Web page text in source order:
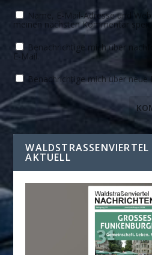
Name, E-Mail-Adresse und
meinen nächsten Kommentar
Benachrichtige mich über
E-Mail.
Benachrichtige mich über neue
WALDSTRASSENVIERTEL
KTUELL